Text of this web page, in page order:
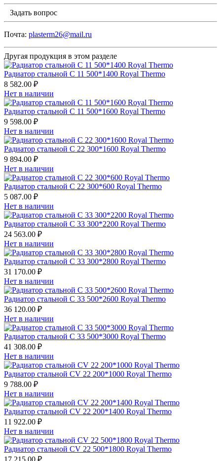
Задать вопрос
Почта: plasterm26@mail.ru
Другая продукция в этом разделе
Радиатор стальной С 11 500*1400 Royal Thermo
8 582.00 ₽
Нет в наличии
Радиатор стальной С 11 500*1600 Royal Thermo
9 598.00 ₽
Нет в наличии
Радиатор стальной С 22 300*1600 Royal Thermo
9 894.00 ₽
Нет в наличии
Радиатор стальной С 22 300*600 Royal Thermo
5 087.00 ₽
Нет в наличии
Радиатор стальной С 33 300*2200 Royal Thermo
24 563.00 ₽
Нет в наличии
Радиатор стальной С 33 300*2800 Royal Thermo
31 170.00 ₽
Нет в наличии
Радиатор стальной С 33 500*2600 Royal Thermo
36 120.00 ₽
Нет в наличии
Радиатор стальной С 33 500*3000 Royal Thermo
41 308.00 ₽
Нет в наличии
Радиатор стальной СV 22 200*1000 Royal Thermo
9 788.00 ₽
Нет в наличии
Радиатор стальной СV 22 200*1400 Royal Thermo
11 922.00 ₽
Нет в наличии
Радиатор стальной СV 22 500*1800 Royal Thermo
17 215.00 ₽